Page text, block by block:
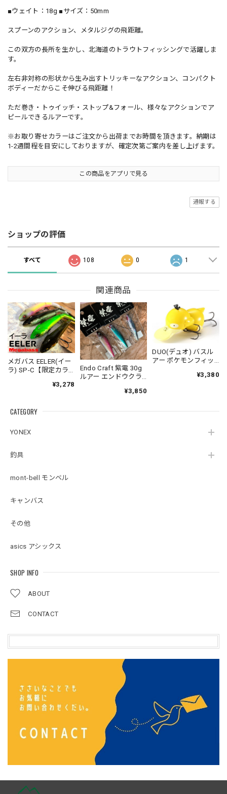
CATEGORY
YONEX
釣具
mont-bell モンベル
キャンバス
その他
asics アシックス
SHOP INFO
ABOUT
CONTACT
■ウェイト：18g ■サイズ：50mm
スプーンのアクション、メタルジグの飛距離。
この双方の長所を生かし、北海道のトラウトフィッシングで活躍しま
す。
左右非対称の形状から生み出すトリッキーなアクション、コンパクト
ボディーだからこそ伸びる飛距離！
ただ巻き・トゥイッチ・ストップ&フォール、様々なアクションでア
ピールできるルアーです。
※お取り寄せカラーはご注文から出荷までお時間を頂きます。納期は
1-2週間程を目安にしておりますが、確定次第ご案内を差し上げます。
この商品をアプリで見る
通報する
ショップの評価
すべて 108 0 1
関連商品
メガバス EELER(イー
ラ) SP-C【限定カラ
トクローラーベイト
¥3,278
Endo Craft 紫電 30g
ルアー エンドウクラ
¥3,850
DUO(デュオ) バスル
アー ポケモンフィッ
¥3,380